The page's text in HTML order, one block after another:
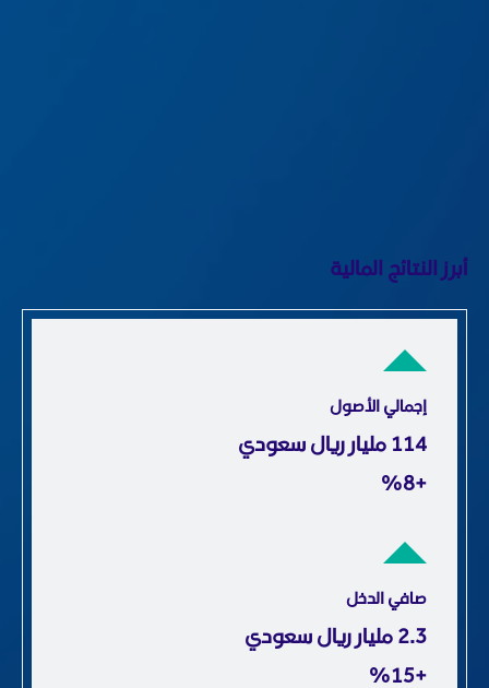
النتائج المالية
إجمالي الأصول
306مليار ريال سعودي
صافي الدخل
مليار ريال سعودي